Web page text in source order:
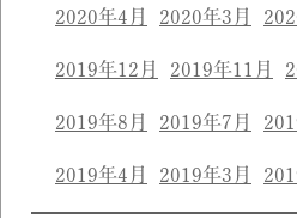
2020年4月 2020年3月
2019年12月 2019年11月
2019年8月 2019年7月
2019年4月 2019年3月